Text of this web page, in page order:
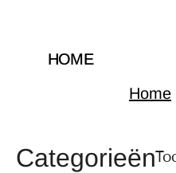
HOME
Home
Categorieën